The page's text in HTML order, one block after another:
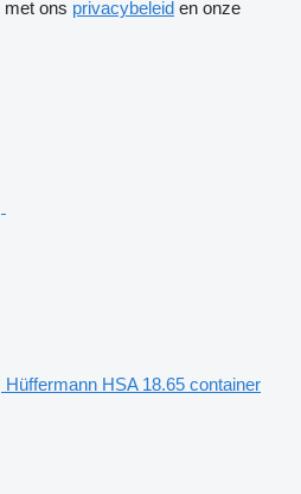
met ons privacybeleid en onze
Hüffermann HSA 18.65 container